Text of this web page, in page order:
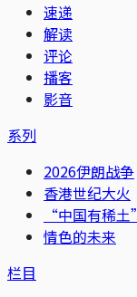
速递
解读
评论
播客
影音
系列
2026伊朗战争
香港世纪大火
“中国有稀土”
情色的未来
栏目